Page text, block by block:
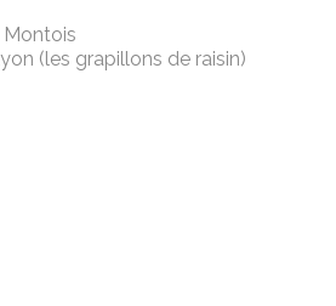
Montois
(les grapillons de raisin)